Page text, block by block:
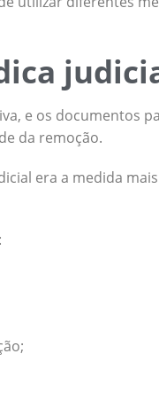
e os documentos
da remoção.
era a medida